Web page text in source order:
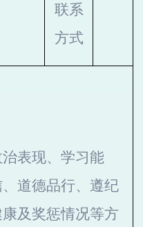
联系
方式
治表现、学习能
道德品行、遵纪
及奖惩情况等方